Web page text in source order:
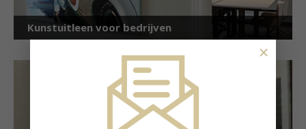
Kunstuitleen voor bedrijven
×